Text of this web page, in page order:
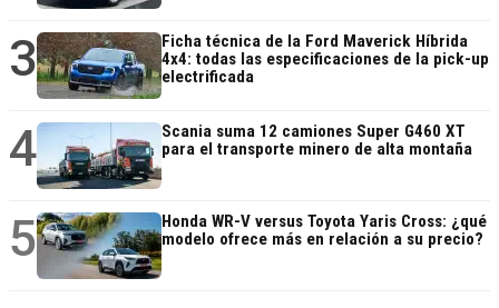
3
Ficha técnica de la Ford Maverick Híbrida
4x4: todas las especificaciones de la pick-up
electrificada
4
Scania suma 12 camiones Super G460 XT
para el transporte minero de alta montaña
5
Honda WR-V versus Toyota Yaris Cross: ¿qué
modelo ofrece más en relación a su precio?